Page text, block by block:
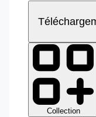
Collection